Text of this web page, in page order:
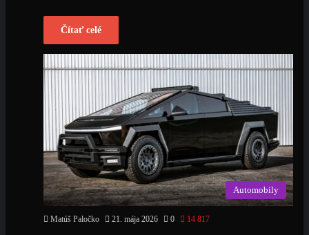
Čítať celé
Automobily
Matúš Paločko 21. mája 2026 0 14 817